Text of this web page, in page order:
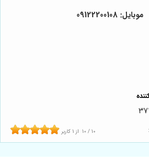
موبایل: 09122200108
10 / 10 از 1 کاربر